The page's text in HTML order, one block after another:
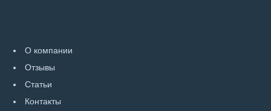
О компании
Отзывы
Статьи
Контакты